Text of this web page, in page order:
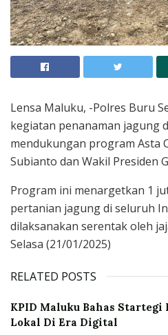
Lensa Maluku, -Polres Buru
kegiatan penanaman jagung
mendukungan program Asta
Subianto dan Wakil Presiden
Program ini menargetkan 1
pertanian jagung di seluruh
dilaksanakan serentak oleh
Selasa (21/01/2025)
RELATED POSTS
KPID Maluku Bahas Startegi
Lokal Di Era Digital